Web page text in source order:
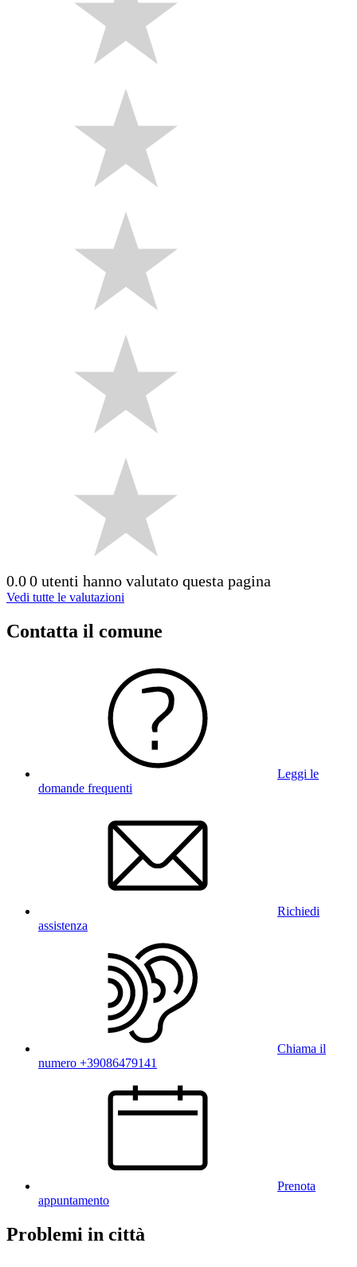
0.00 utenti hanno valutato questa pagina
Vedi tutte le valutazioni
Contatta il comune
Leggi le
domande frequenti
Richiedi
assistenza
Chiama il
numero +39086479141
Prenota
appuntamento
Problemi in città